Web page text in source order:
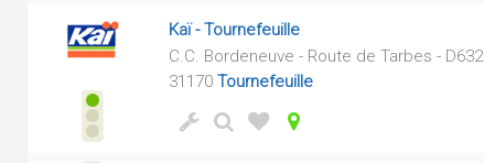
Kaï - Tournefeuille
C.C. Bordeneuve - Route de Tarbes - D632
31170 Tournefeuille